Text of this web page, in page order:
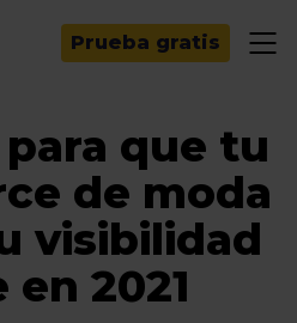
Prueba gratis
que tu
de moda
visibilidad
2021